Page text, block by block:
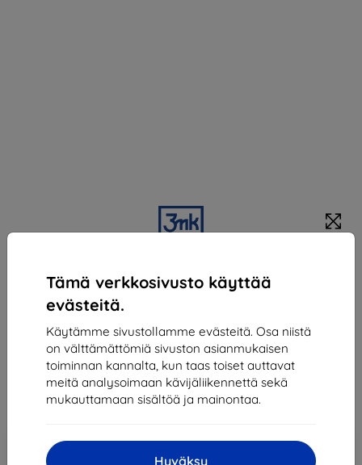
Tämä verkkosivusto käyttää
evästeitä.
Käytämme sivustollamme evästeitä. Osa niistä
on välttämättömiä sivuston asianmukaisen
toiminnan kannalta, kun taas toiset auttavat
meitä analysoimaan kävijäliikennettä sekä
mukauttamaan sisältöä ja mainontaa.
Hyväksy
Uni
28,90 €
26,02 €
Hinta ilman ALV:tä20,98 €
-10%
Alennus kupongilla
Lisää
ostoskoriin